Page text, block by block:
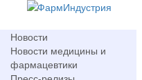
Новости
Новости медицины и
фармацевтики